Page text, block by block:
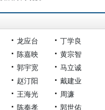
龙应台
丁学良
陈嘉映
黄宗智
郭宇宽
马立诚
赵汀阳
戴建业
王海光
周濂
陈奉孝 郭世佑